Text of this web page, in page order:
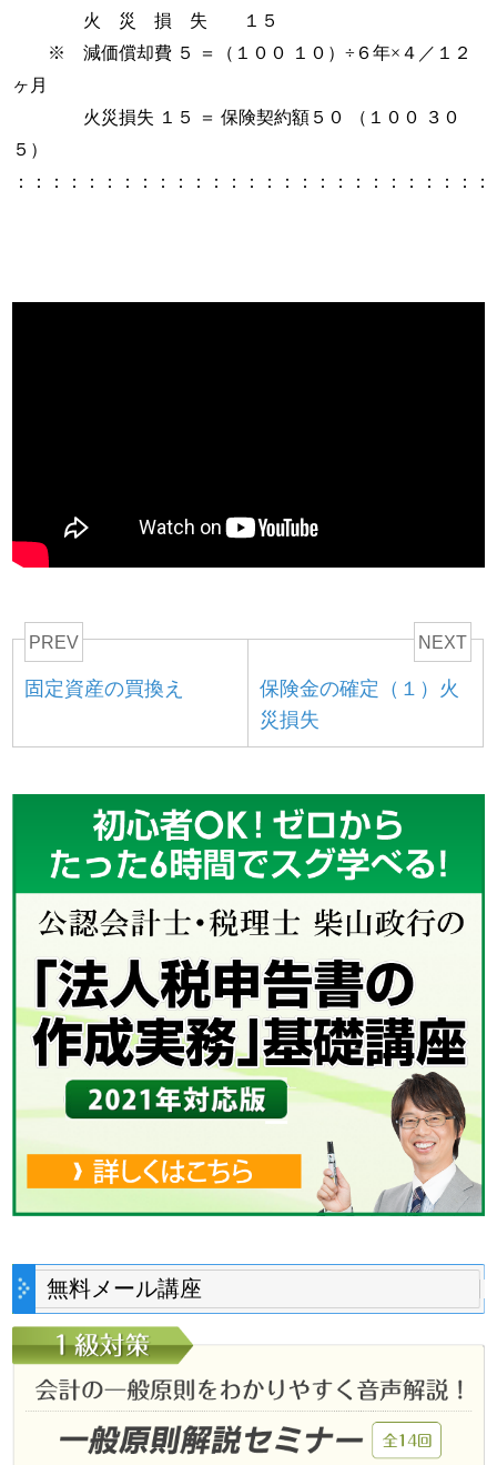
火 災 損 失 １５
※ 減価償却費 ５ ＝（１００ １０）÷６年×４／１２
ヶ月
火災損失 １５ ＝ 保険契約額５０ （１００ ３０
５）
：：：：：：：：：：：：：：：：：：：：：：：：：：
PREV
固定資産の買換え
NEXT
保険金の確定（１）火
災損失
無料メール講座